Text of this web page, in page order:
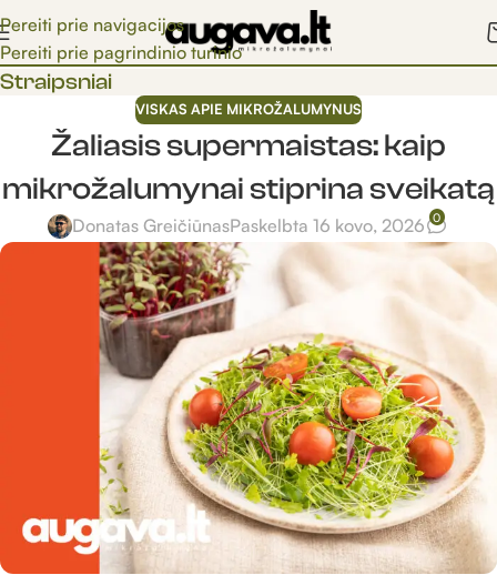
Pereiti prie navigacijos
Pereiti prie pagrindinio turinio
Straipsniai
VISKAS APIE MIKROŽALUMYNUS
Žaliasis supermaistas: kaip
mikrožalumynai stiprina sveikatą
Donatas GreičiūnasPaskelbta 16 kovo, 2026 0